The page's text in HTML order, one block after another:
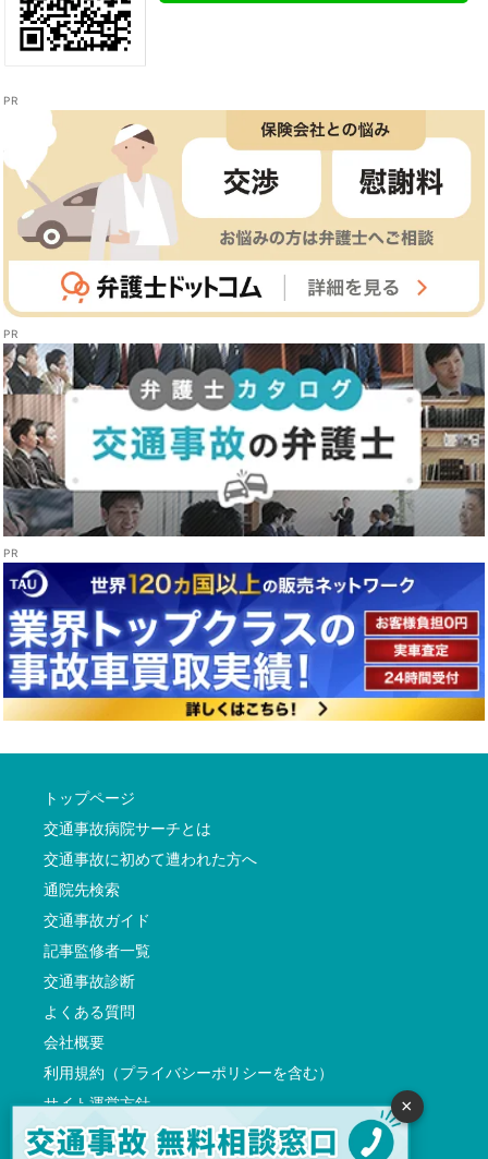
トップページ
交通事故病院サーチとは
交通事故に初めて遭われた方へ
通院先検索
交通事故ガイド
記事監修者一覧
交通事故診断
よくある質問
会社概要
利用規約（プライバシーポリシーを含む）
サイト運営方針
反社会的勢力に対する基本方針
×